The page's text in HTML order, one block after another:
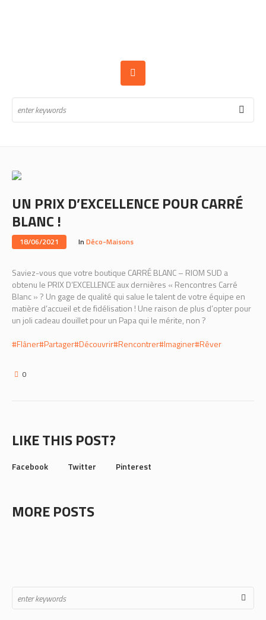
UN PRIX D’EXCELLENCE POUR CARRÉ
BLANC !
18/06/2021 In Déco-Maisons
Saviez-vous que votre boutique CARRÉ BLANC – RIOM SUD a
obtenu le PRIX D’EXCELLENCE aux dernières « Rencontres Carré
Blanc » ? Un gage de qualité qui salue le talent de votre équipe en
matière d’accueil et de fidélisation ! Une raison de plus d’opter pour
un joli cadeau douillet pour un Papa qui le mérite, non ?
#Flâner#Partager#Découvrir#Rencontrer#Imaginer#Rêver
0
LIKE THIS POST?
Facebook Twitter Pinterest
MORE POSTS